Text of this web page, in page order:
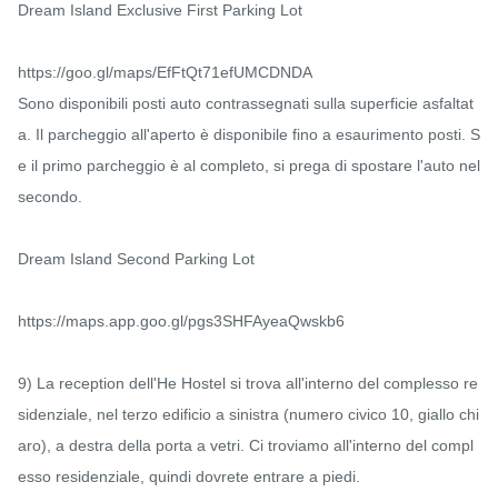
Dream Island Exclusive First Parking Lot
https://goo.gl/maps/EfFtQt71efUMCDN​​DA
Sono disponibili posti auto contrassegnati sulla superficie asfaltat
a. Il parcheggio all'aperto è disponibile fino a esaurimento posti. S
e il primo parcheggio è al completo, si prega di spostare l'auto nel
secondo.
Dream Island Second Parking Lot
https://maps.app.goo.gl/pgs3SHFAyeaQwskb6
9) La reception dell'He Hostel si trova all'interno del complesso re
sidenziale, nel terzo edificio a sinistra (numero civico 10, giallo chi
aro), a destra della porta a vetri. Ci troviamo all'interno del compl
esso residenziale, quindi dovrete entrare a piedi.